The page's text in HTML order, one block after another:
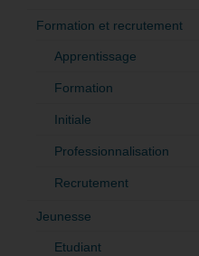
Formation et recrutement
Apprentissage
Formation
Initiale
Professionnalisation
Recrutement
Jeunesse
Etudiant